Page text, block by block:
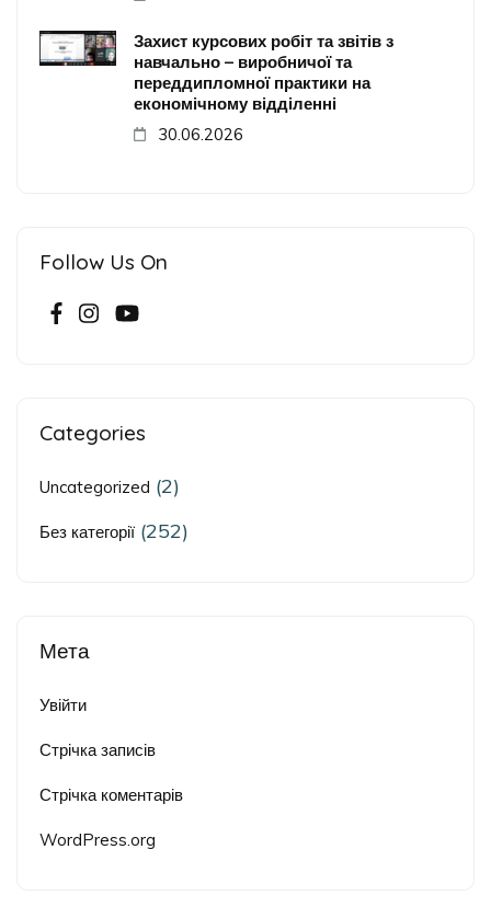
Захист курсових робіт та звітів з
навчально – виробничої та
переддипломної практики на
економічному відділенні
30.06.2026
Follow Us On
Categories
Uncategorized (2)
Без категорії (252)
Мета
Увійти
Стрічка записів
Стрічка коментарів
WordPress.org